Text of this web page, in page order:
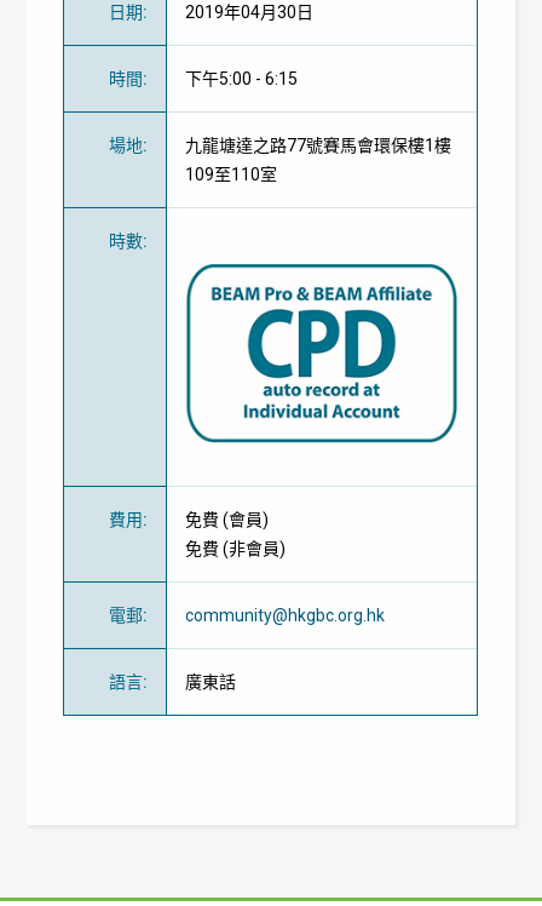
日期: 2019年04月30日
時間: 下午5:00 - 6:15
場地:
九龍塘達之路77號賽馬會環保樓1樓
109至110室
時數:
費用: 免費 (會員)
免費 (非會員)
電郵: community@hkgbc.org.hk
語言: 廣東話